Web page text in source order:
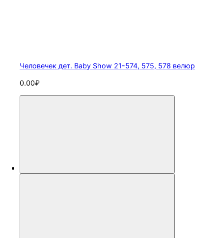
Человечек дет. Baby Show 21-574, 575, 578 велюр
0.00₽